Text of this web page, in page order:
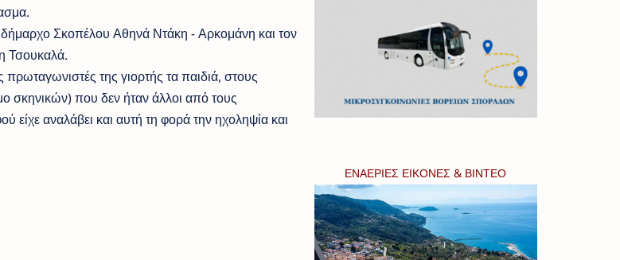
Σκοπέλου Αθηνά Ντάκη - Αρκομάνη και τον
Τσουκαλά.
της γιορτής τα παιδιά, στους
σκηνικών) που δεν ήταν άλλοι από τους
είχε αναλάβει και αυτή τη φορά την ηχοληψία και
ΕΝΑΕΡΙΕΣ ΕΙΚΟΝΕΣ & ΒΙΝΤΕΟ